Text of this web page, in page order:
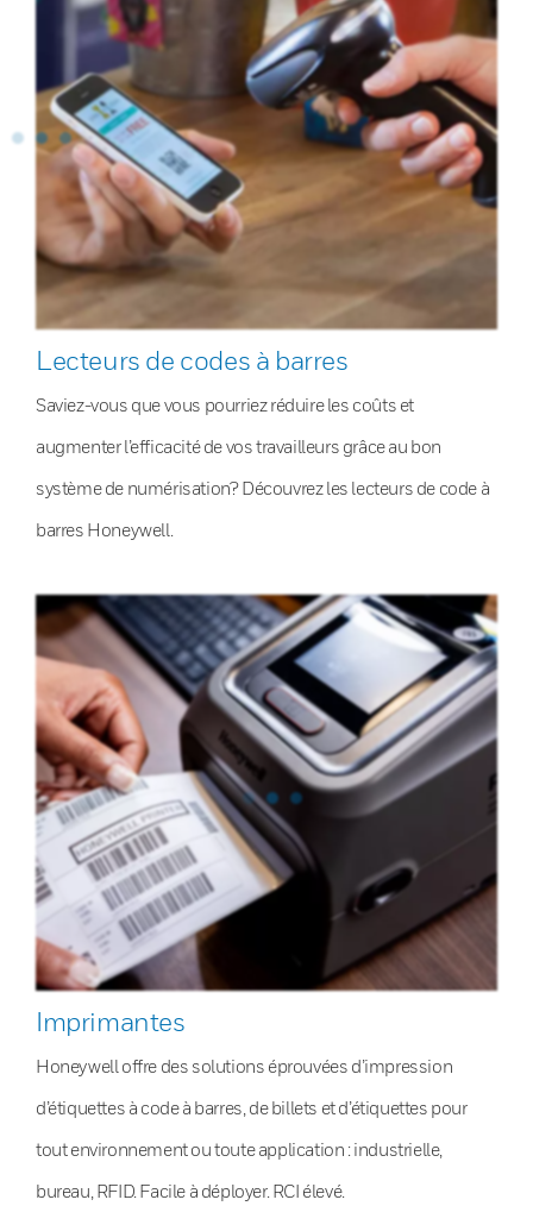
Lecteurs de codes à barres
Saviez-vous que vous pourriez réduire les coûts et
augmenter l’efficacité de vos travailleurs grâce au bon
système de numérisation? Découvrez les lecteurs de code à
barres Honeywell.
Imprimantes
Honeywell offre des solutions éprouvées d’impression
d’étiquettes à code à barres, de billets et d’étiquettes pour
tout environnement ou toute application : industrielle,
bureau, RFID. Facile à déployer. RCI élevé.